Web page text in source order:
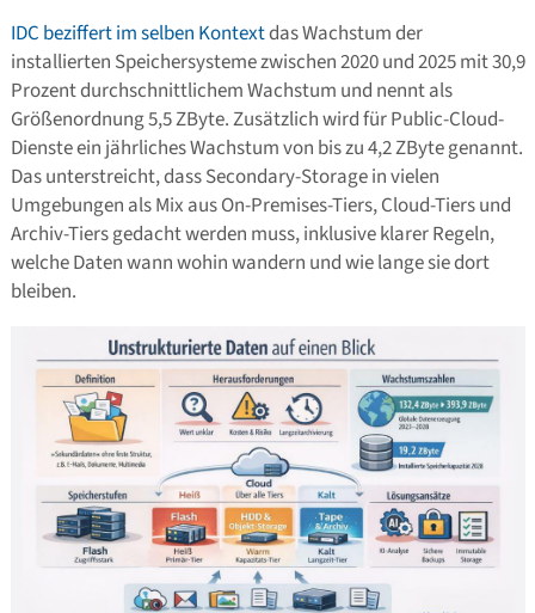
IDC beziffert im selben Kontextdas Wachstum der
installierten Speichersysteme zwischen 2020 und 2025 mit 30,9
Prozent durchschnittlichem Wachstum und nennt als
Größenordnung 5,5 ZByte. Zusätzlich wird für Public-Cloud-
Dienste ein jährliches Wachstum von bis zu 4,2 ZByte genannt.
Das unterstreicht, dass Secondary-Storage in vielen
Umgebungen als Mix aus On-Premises-Tiers, Cloud-Tiers und
Archiv-Tiers gedacht werden muss, inklusive klarer Regeln,
welche Daten wann wohin wandern und wie lange sie dort
bleiben.